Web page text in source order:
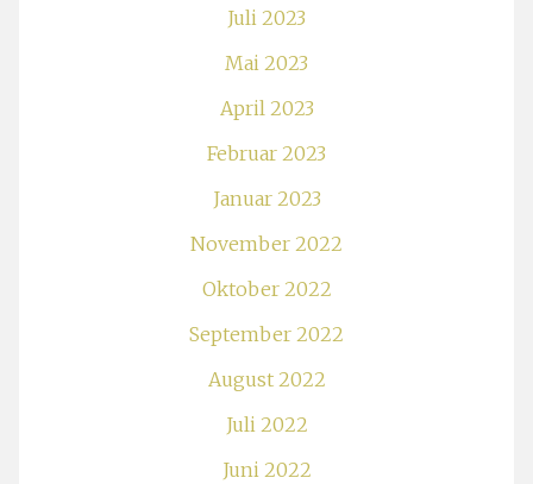
Juli 2023
Mai 2023
April 2023
Februar 2023
Januar 2023
November 2022
Oktober 2022
September 2022
August 2022
Juli 2022
Juni 2022